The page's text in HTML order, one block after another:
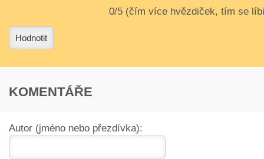
Hodnotit
KOMENTÁŘE
Autor (jméno nebo přezdívka):